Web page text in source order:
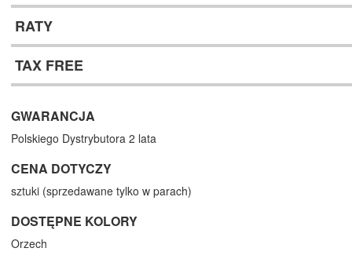
RATY
TAX FREE
GWARANCJA
Polskiego Dystrybutora 2 lata
CENA DOTYCZY
sztuki (sprzedawane tylko w parach)
DOSTĘPNE KOLORY
Orzech